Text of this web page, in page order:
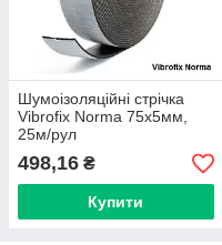
Шумоізоляційні стрічка
Vibrofix Norma 75х5мм,
25м/рул
498,16 ₴
Купити